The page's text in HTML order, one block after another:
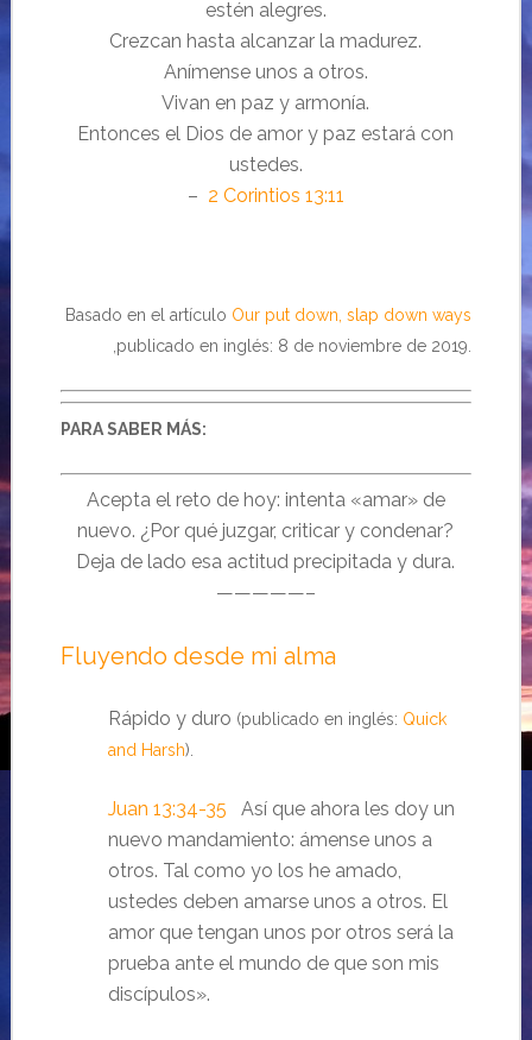
estén alegres.
Crezcan hasta alcanzar la madurez.
Anímense unos a otros.
Vivan en paz y armonía.
Entonces el Dios de amor y paz estará con
ustedes.
– 2 Corintios 13:11
Basado en el artículo Our put down, slap down ways
,publicado en inglés: 8 de noviembre de 2019.
PARA SABER MÁS:
Acepta el reto de hoy: intenta «amar» de
nuevo. ¿Por qué juzgar, criticar y condenar?
Deja de lado esa actitud precipitada y dura.
—————–
Fluyendo desde mi alma
Rápido y duro (publicado en inglés: Quick
and Harsh).
Juan 13:34-35 Así que ahora les doy un
nuevo mandamiento: ámense unos a
otros. Tal como yo los he amado,
ustedes deben amarse unos a otros. El
amor que tengan unos por otros será la
prueba ante el mundo de que son mis
discípulos».